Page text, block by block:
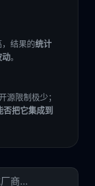
结果的统计
动。
源限制极少；
否把它集成到